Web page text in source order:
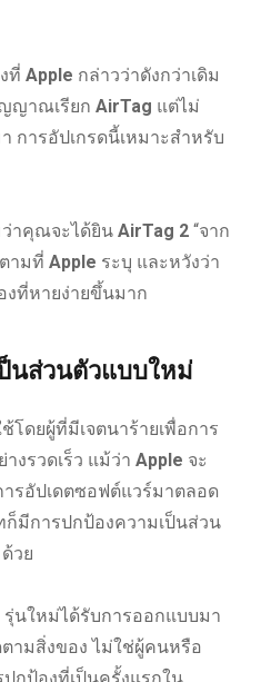
ที่ Apple กล่าวว่าดังกว่าเดิม
ญาณเรียก AirTag แต่ไม่
การอัปเกรดนี้เหมาะสำหรับ
าคุณจะได้ยิน AirTag 2“จาก
ามที่ Apple ระบุ และหวังว่า
งที่หายง่ายขึ้นมาก
นส่วนตัวแบบใหม่
โดยผู้ที่มีเจตนาร้ายเพื่อการ
งรวดเร็ว แม้ว่า Apple จะ
รอัปเดตซอฟต์แวร์มาตลอด
มีการปกป้องความเป็นส่วน
วย
รุ่นใหม่ได้รับการออกแบบมา
ามสิ่งของ ไม่ใช่ผู้คนหรือ